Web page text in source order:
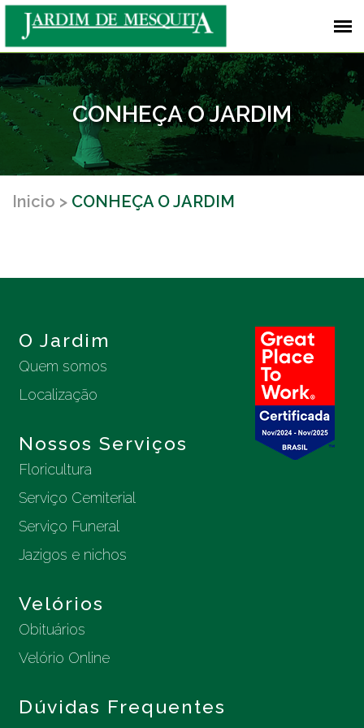
CONHEÇA O JARDIM
Inicio CONHEÇA O JARDIM
O Jardim
Quem somos
Localização
Nossos Serviços
Floricultura
Serviço Cemiterial
Serviço Funeral
Jazigos e nichos
Velórios
Obituários
Velório Online
Dúvidas Frequentes